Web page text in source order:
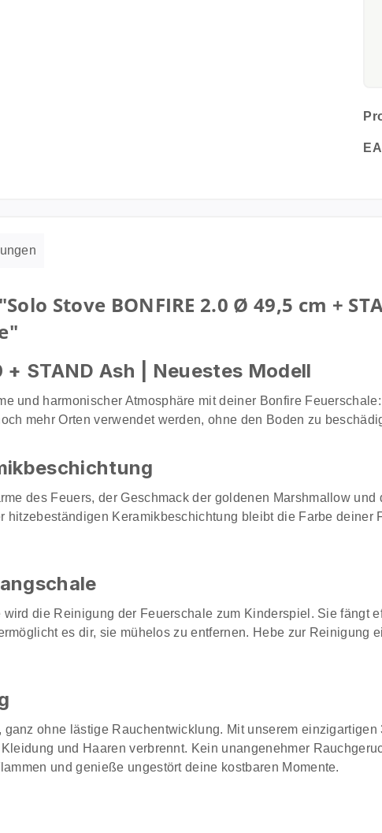
Stove BONFIRE 2.0 Ø 49,5 cm +
+ STAND Ash | Neuestes Modell
und harmonischer Atmosphäre mit deiner Bonfire
mehr Orten verwendet werden, ohne den Boden zu
des Feuers, der Geschmack der goldenen Marshmallow
hitzebeständigen Keramikbeschichtung bleibt die Farbe
die Reinigung der Feuerschale zum Kinderspiel. Sie fängt
es dir, sie mühelos zu entfernen. Hebe zur Reinigung
ohne lästige Rauchentwicklung. Mit unserem
und Haaren verbrennt. Kein unangenehmer
und genieße ungestört deine kostbaren Momente.